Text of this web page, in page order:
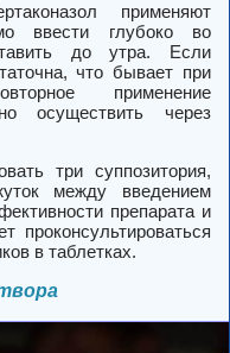
применяют
ввести глубоко во
до утра. Если
что бывает при
применение
осуществить через
три суппозитория,
между введением
препарата и
проконсультироваться
в таблетках.